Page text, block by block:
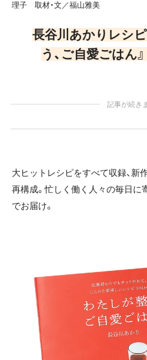
理子 取材・文／福山雅美
長谷川あかりレシ
う、ご自愛ごはん
記事が続き
大ヒットレシピをすべて収録、新
再構成。忙しく働く人々の毎日に
でお届け。